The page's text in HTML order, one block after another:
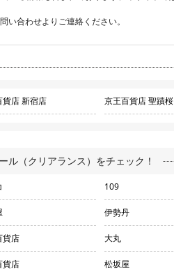
合わせよりご連絡ください。
貨店 新宿店 京王百貨店 聖蹟
ル（クリアランス）をチェック！
109
伊勢丹
貨店 大丸
貨店 松坂屋